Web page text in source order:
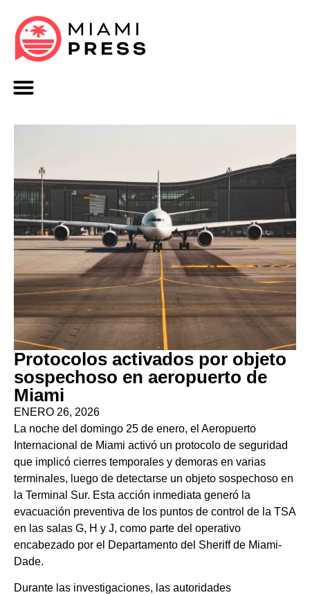
Protocolos activados por objeto
sospechoso en aeropuerto de
Miami
ENERO 26, 2026
La noche del domingo 25 de enero, el Aeropuerto
Internacional de Miami activó un protocolo de seguridad
que implicó cierres temporales y demoras en varias
terminales, luego de detectarse un objeto sospechoso en
la Terminal Sur. Esta acción inmediata generó la
evacuación preventiva de los puntos de control de la TSA
en las salas G, H y J, como parte del operativo
encabezado por el Departamento del Sheriff de Miami-
Dade.
Durante las investigaciones, las autoridades